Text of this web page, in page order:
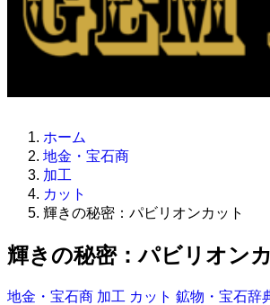
ホーム
地金・宝石商
加工
カット
輝きの秘密：パビリオンカット
輝きの秘密：パビリオン
地金・宝石商 加工 カット 鉱物・宝石辞